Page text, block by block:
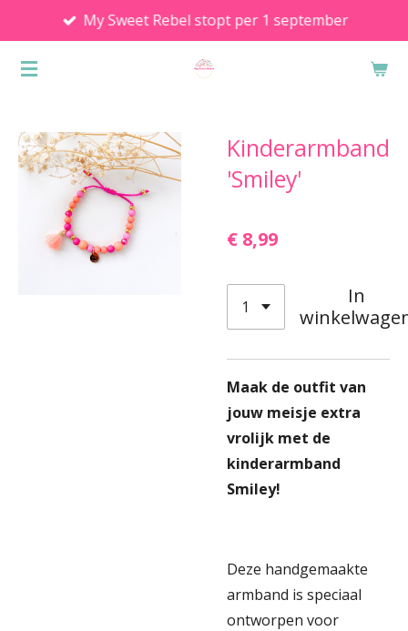
direct
naar
My Sweet Rebel stopt per 1 september
Kinderarmband
'Smiley'
€ 8,99
In
Maak de outfit van
jouw meisje extra
vrolijk met de
kinderarmband
Smiley!
Deze handgemaakte
armband is speciaal
ontworpen voor